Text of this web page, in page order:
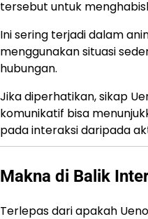
tersebut untuk
Ini sering terjadi dalam
menggunakan situasi
hubungan.
Jika diperhatikan, sikap
komunikatif bisa
pada interaksi daripada
Makna di Balik
Terlepas dari apakah